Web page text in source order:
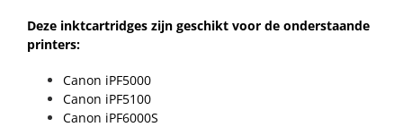
Deze inktcartridges zijn geschikt voor de onderstaande
printers:
Canon iPF5000
Canon iPF5100
Canon iPF6000S